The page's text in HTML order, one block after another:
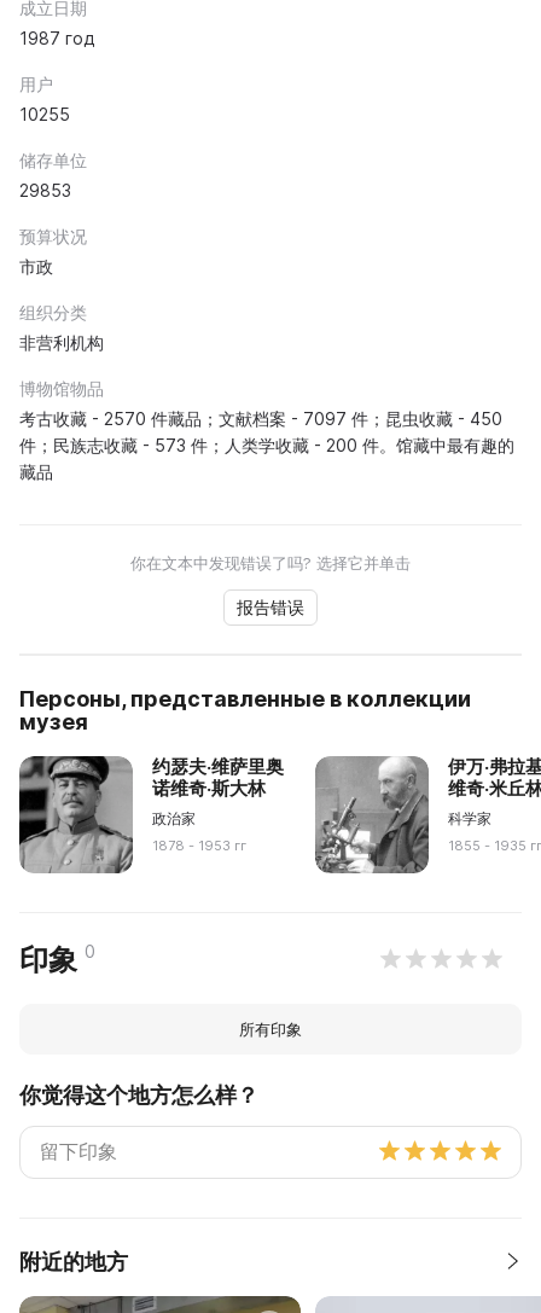
成立日期
1987 год
用户
10255
储存单位
29853
预算状况
市政
组织分类
非营利机构
博物馆物品
考古收藏 - 2570 件藏品；文献档案 - 7097 件；昆虫收藏 - 450
件；民族志收藏 - 573 件；人类学收藏 - 200 件。馆藏中最有趣的
藏品
你在文本中发现错误了吗? 选择它并单击
报告错误
Персоны, представленные в коллекции
музея
约瑟夫·维萨里奥
诺维奇·斯大林
政治家
1878 - 1953 гг
伊万·弗拉
维奇·米丘
科学家
1855 - 1935
印象 0
所有印象
你觉得这个地方怎么样？
附近的地方